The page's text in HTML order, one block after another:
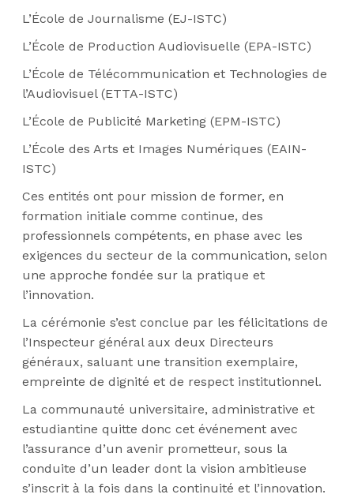
L’École de Journalisme (EJ-ISTC)
L’École de Production Audiovisuelle (EPA-ISTC)
L’École de Télécommunication et Technologies de
l’Audiovisuel (ETTA-ISTC)
L’École de Publicité Marketing (EPM-ISTC)
L’École des Arts et Images Numériques (EAIN-
ISTC)
Ces entités ont pour mission de former, en
formation initiale comme continue, des
professionnels compétents, en phase avec les
exigences du secteur de la communication, selon
une approche fondée sur la pratique et
l’innovation.
La cérémonie s’est conclue par les félicitations de
l’Inspecteur général aux deux Directeurs
généraux, saluant une transition exemplaire,
empreinte de dignité et de respect institutionnel.
La communauté universitaire, administrative et
estudiantine quitte donc cet événement avec
l’assurance d’un avenir prometteur, sous la
conduite d’un leader dont la vision ambitieuse
s’inscrit à la fois dans la continuité et l’innovation.